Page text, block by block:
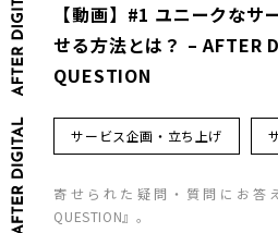
【動画】#1 ユニークなサ
せる方法とは？ – AFTER
QUESTION
サービス企画・立ち上げ
寄せられた疑問・質問にお答え
QUESTION』。